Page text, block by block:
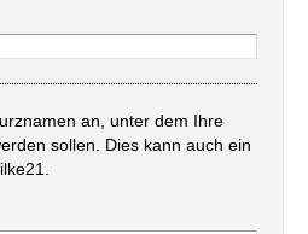
an, unter dem Ihre
sollen. Dies kann auch ein